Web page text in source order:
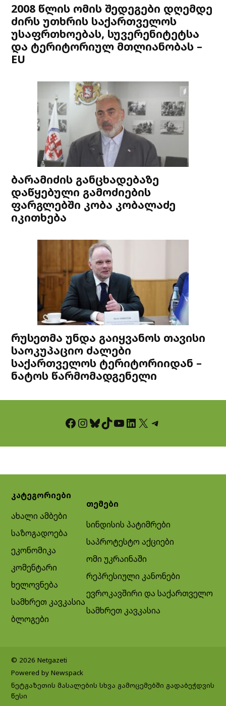
2008 წლის ომის შედეგები დღემდე
ძირს უთხრის საქართველოს
უსაფრთხოებას, სუვერენიტეტსა
და ტერიტორიულ მთლიანობას –
EU
ბარამიძის განცხადებაზე
დაწყებული გამოძიების
ფარგლებში კობა კობალაძე
იკითხება
რუსეთმა უნდა გაიყვანოს თავისი
საოკუპაციო ძალები
საქართველოს ტერიტორიიდან –
ნატოს წარმომადგენელი
Facebook InstagramBluesky TikTok YouTube LinkedIn X Telegram
კატეგორიები
ახალი ამბები
საზოგადოება
ეკონომიკა
კომენტარი
ხელოვნება
სამხრეთ კავკასია
ბლოგები
თემები
სინდისის პატიმრები
საპროტესტო აქციები
ომი უკრაინაში
რეპრესიული კანონები
ევროკავშირი და საქართველო
სამხრეთ კავკასია
© 2026 Netgazeti
Powered by Newspack
ნეტგაზეთის მასალების სხვა გამოცემებში გადაბეჭდვის
წესი